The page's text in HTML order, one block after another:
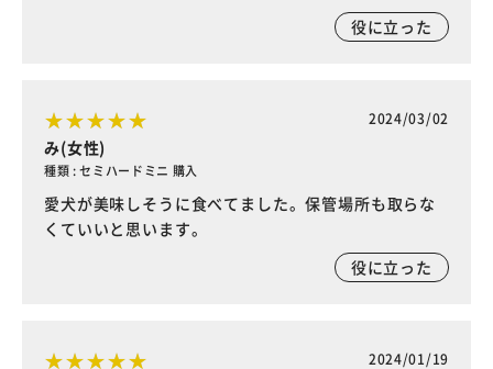
役に立った
2024/03/02
み(女性)
種類 : セミハードミニ 購入
愛犬が美味しそうに食べてました。保管場所も取らな
くていいと思います。
役に立った
2024/01/19